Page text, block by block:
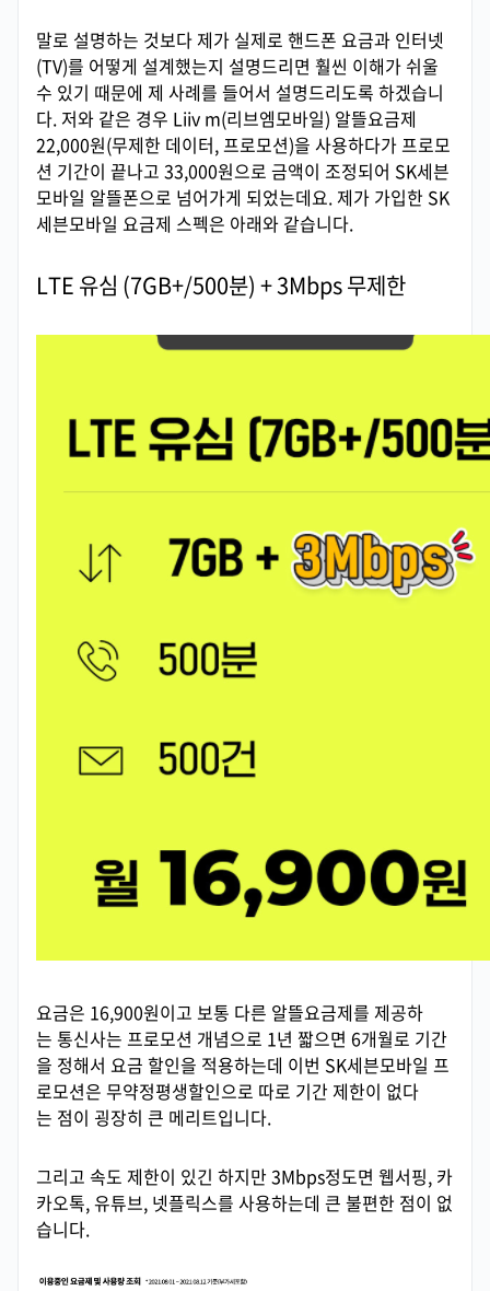
말로 설명하는 것보다 제가 실제로 핸드폰 요금과 인터넷
(TV)를 어떻게 설계했는지 설명드리면 훨씬 이해가 쉬울
수 있기 때문에 제 사례를 들어서 설명드리도록 하겠습니
다. 저와 같은 경우 Liiv m(리브엠모바일) 알뜰요금제
22,000원(무제한 데이터, 프로모션)을 사용하다가 프로모
션 기간이 끝나고 33,000원으로 금액이 조정되어 SK세븐
모바일 알뜰폰으로 넘어가게 되었는데요. 제가 가입한 SK
세븐모바일 요금제 스펙은 아래와 같습니다.
LTE 유심 (7GB+/500분) + 3Mbps 무제한
요금은 16,900원이고 보통 다른 알뜰요금제를 제공하
는 통신사는 프로모션 개념으로 1년 짧으면 6개월로 기간
을 정해서 요금 할인을 적용하는데 이번 SK세븐모바일 프
로모션은 무약정평생할인으로 따로 기간 제한이 없다
는 점이 굉장히 큰 메리트입니다.
그리고 속도 제한이 있긴 하지만 3Mbps정도면 웹서핑, 카
카오톡, 유튜브, 넷플릭스를 사용하는데 큰 불편한 점이 없
습니다.